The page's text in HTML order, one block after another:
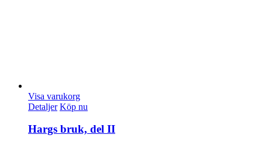
Visa varukorg
Detaljer Köp nu
Hargs bruk, del II